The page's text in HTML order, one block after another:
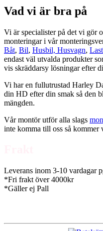
Vad vi är bra på
Vi är specialister på det vi gör
monteringar i vår
Båt, Bil, Husbil, Husvagn,
endast väl utvalda produkter
vis skräddarsy lösningar efter
Vi har en fullutrustad Harley
din HD efter din smak så den
mängden.
Vår montör utför alla slags
inte komma till oss så kommer
Leverans inom 3-10 vardagar
*Fri frakt över 4000kr
*Gäller ej Pall